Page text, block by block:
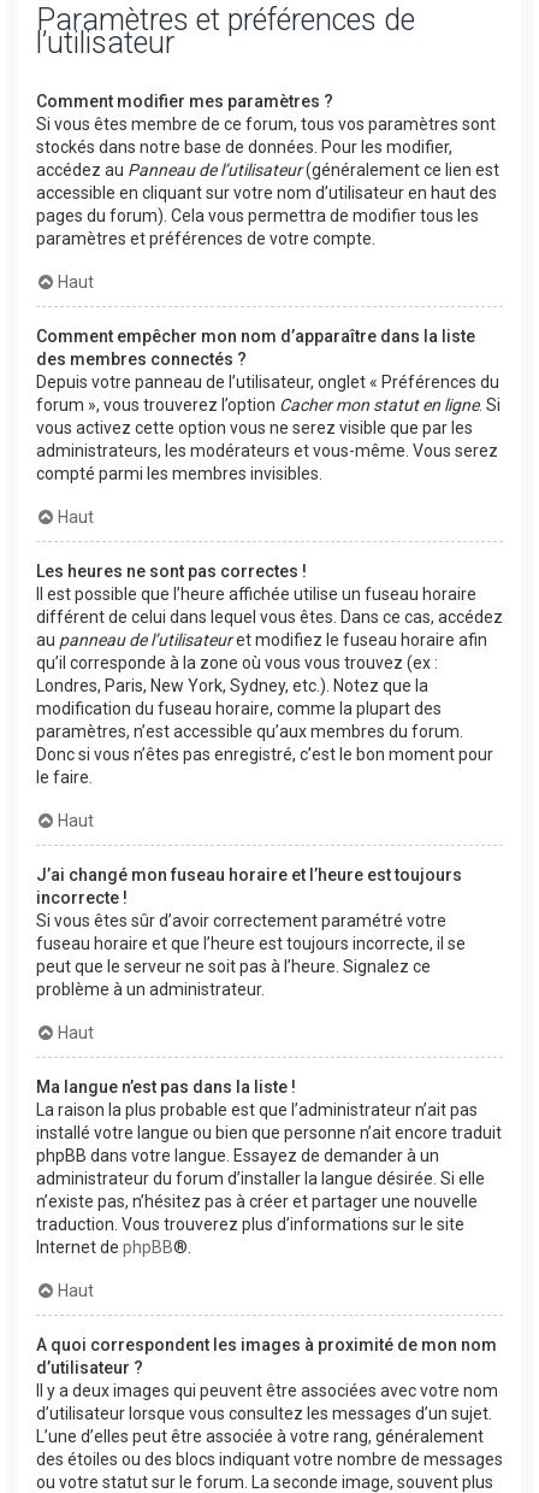
Paramètres et préférences de
l’utilisateur
Comment modifier mes paramètres ?
Si vous êtes membre de ce forum, tous vos paramètres sont
stockés dans notre base de données. Pour les modifier,
accédez au Panneau de l’utilisateur(généralement ce lien est
accessible en cliquant sur votre nom d’utilisateur en haut des
pages du forum). Cela vous permettra de modifier tous les
paramètres et préférences de votre compte.
Haut
Comment empêcher mon nom d’apparaître dans la liste
des membres connectés ?
Depuis votre panneau de l’utilisateur, onglet « Préférences du
forum », vous trouverez l’option Cacher mon statut en ligne. Si
vous activez cette option vous ne serez visible que par les
administrateurs, les modérateurs et vous-même. Vous serez
compté parmi les membres invisibles.
Haut
Les heures ne sont pas correctes !
Il est possible que l’heure affichée utilise un fuseau horaire
différent de celui dans lequel vous êtes. Dans ce cas, accédez
au panneau de l’utilisateuret modifiez le fuseau horaire afin
qu’il corresponde à la zone où vous vous trouvez (ex :
Londres, Paris, New York, Sydney, etc.). Notez que la
modification du fuseau horaire, comme la plupart des
paramètres, n’est accessible qu’aux membres du forum.
Donc si vous n’êtes pas enregistré, c’est le bon moment pour
le faire.
Haut
J’ai changé mon fuseau horaire et l’heure est toujours
incorrecte !
Si vous êtes sûr d’avoir correctement paramétré votre
fuseau horaire et que l’heure est toujours incorrecte, il se
peut que le serveur ne soit pas à l’heure. Signalez ce
problème à un administrateur.
Haut
Ma langue n’est pas dans la liste !
La raison la plus probable est que l’administrateur n’ait pas
installé votre langue ou bien que personne n’ait encore traduit
phpBB dans votre langue. Essayez de demander à un
administrateur du forum d’installer la langue désirée. Si elle
n’existe pas, n’hésitez pas à créer et partager une nouvelle
traduction. Vous trouverez plus d’informations sur le site
Internet de phpBB®.
Haut
A quoi correspondent les images à proximité de mon nom
d’utilisateur ?
Il y a deux images qui peuvent être associées avec votre nom
d’utilisateur lorsque vous consultez les messages d’un sujet.
L’une d’elles peut être associée à votre rang, généralement
des étoiles ou des blocs indiquant votre nombre de messages
ou votre statut sur le forum. La seconde image, souvent plus